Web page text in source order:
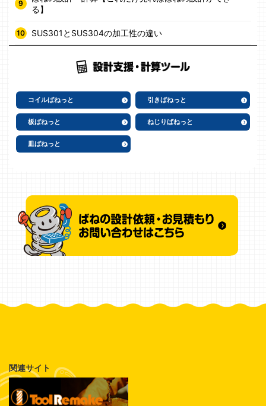
る】
SUS301とSUS304の加工性の違い
コイルばねっと 引きばねっと
板ばねっと ねじりばねっと
皿ばねっと
関連サイト